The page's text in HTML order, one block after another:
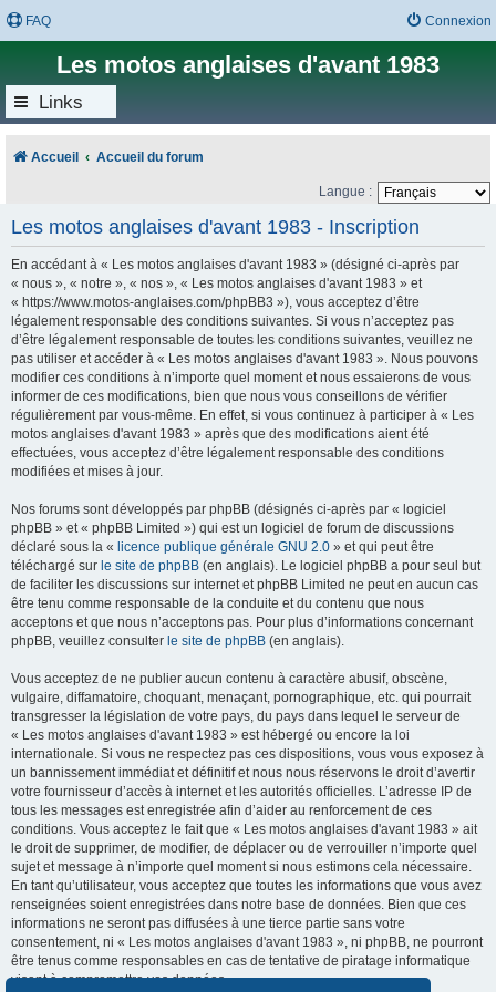
FAQ Connexion
Les motos anglaises d'avant 1983
Links
Accueil Accueil du forum
Langue :
Les motos anglaises d'avant 1983 - Inscription
En accédant à « Les motos anglaises d'avant 1983 » (désigné ci-après par
« nous », « notre », « nos », « Les motos anglaises d'avant 1983 » et
« https://www.motos-anglaises.com/phpBB3 »), vous acceptez d’être
légalement responsable des conditions suivantes. Si vous n’acceptez pas
d’être légalement responsable de toutes les conditions suivantes, veuillez ne
pas utiliser et accéder à « Les motos anglaises d'avant 1983 ». Nous pouvons
modifier ces conditions à n’importe quel moment et nous essaierons de vous
informer de ces modifications, bien que nous vous conseillons de vérifier
régulièrement par vous-même. En effet, si vous continuez à participer à « Les
motos anglaises d'avant 1983 » après que des modifications aient été
effectuées, vous acceptez d’être légalement responsable des conditions
modifiées et mises à jour.
Nos forums sont développés par phpBB (désignés ci-après par « logiciel
phpBB » et « phpBB Limited ») qui est un logiciel de forum de discussions
déclaré sous la « licence publique générale GNU 2.0 » et qui peut être
téléchargé sur le site de phpBB (en anglais). Le logiciel phpBB a pour seul but
de faciliter les discussions sur internet et phpBB Limited ne peut en aucun cas
être tenu comme responsable de la conduite et du contenu que nous
acceptons et que nous n’acceptons pas. Pour plus d’informations concernant
phpBB, veuillez consulter le site de phpBB (en anglais).
Vous acceptez de ne publier aucun contenu à caractère abusif, obscène,
vulgaire, diffamatoire, choquant, menaçant, pornographique, etc. qui pourrait
transgresser la législation de votre pays, du pays dans lequel le serveur de
« Les motos anglaises d'avant 1983 » est hébergé ou encore la loi
internationale. Si vous ne respectez pas ces dispositions, vous vous exposez à
un bannissement immédiat et définitif et nous nous réservons le droit d’avertir
votre fournisseur d’accès à internet et les autorités officielles. L’adresse IP de
tous les messages est enregistrée afin d’aider au renforcement de ces
conditions. Vous acceptez le fait que « Les motos anglaises d'avant 1983 » ait
le droit de supprimer, de modifier, de déplacer ou de verrouiller n’importe quel
sujet et message à n’importe quel moment si nous estimons cela nécessaire.
En tant qu’utilisateur, vous acceptez que toutes les informations que vous avez
renseignées soient enregistrées dans notre base de données. Bien que ces
informations ne seront pas diffusées à une tierce partie sans votre
consentement, ni « Les motos anglaises d'avant 1983 », ni phpBB, ne pourront
être tenus comme responsables en cas de tentative de piratage informatique
visant à compromettre vos données.